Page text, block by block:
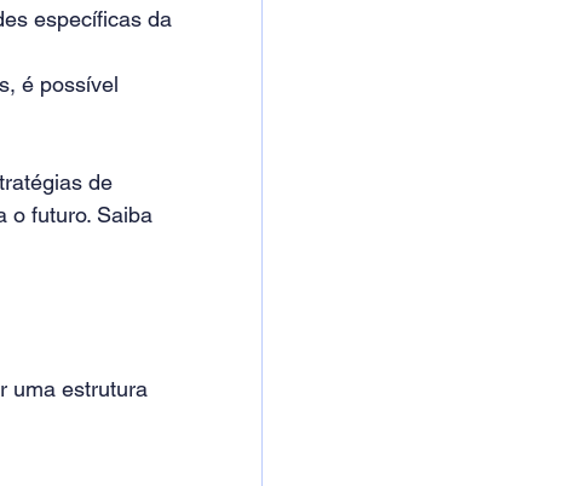
específicas da
é possível
de
o futuro. Saiba
uma estrutura